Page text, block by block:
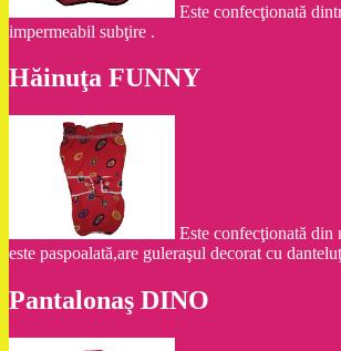
Este confecţionată
impermeabil subţire .
Hăinuţa FUNNY
Este confecţionată din
este paspoalată,are guleraşul decorat cu
Pantalonaş DINO